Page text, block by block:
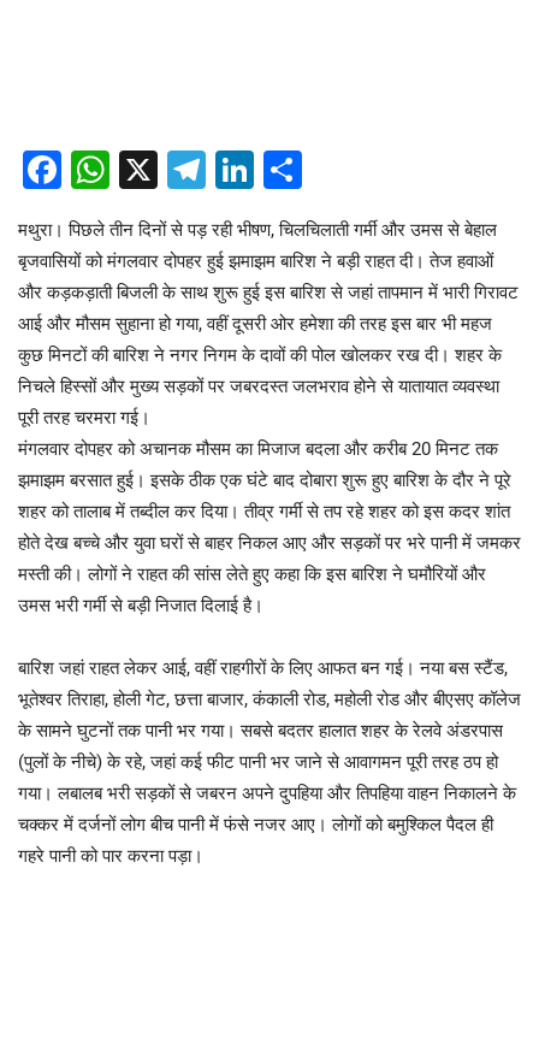
Facebook
WhatsApp
X Telegram
LinkedIn
​मथुरा। पिछले तीन दिनों से पड़ रही भीषण, चिलचिलाती गर्मी और उमस से बेहाल
बृजवासियों को मंगलवार दोपहर हुई झमाझम बारिश ने बड़ी राहत दी। तेज हवाओं
और कड़कड़ाती बिजली के साथ शुरू हुई इस बारिश से जहां तापमान में भारी गिरावट
आई और मौसम सुहाना हो गया, वहीं दूसरी ओर हमेशा की तरह इस बार भी महज
कुछ मिनटों की बारिश ने नगर निगम के दावों की पोल खोलकर रख दी। शहर के
निचले हिस्सों और मुख्य सड़कों पर जबरदस्त जलभराव होने से यातायात व्यवस्था
पूरी तरह चरमरा गई।
​मंगलवार दोपहर को अचानक मौसम का मिजाज बदला और करीब 20 मिनट तक
झमाझम बरसात हुई। इसके ठीक एक घंटे बाद दोबारा शुरू हुए बारिश के दौर ने पूरे
शहर को तालाब में तब्दील कर दिया। तीव्र गर्मी से तप रहे शहर को इस कदर शांत
होते देख बच्चे और युवा घरों से बाहर निकल आए और सड़कों पर भरे पानी में जमकर
मस्ती की। लोगों ने राहत की सांस लेते हुए कहा कि इस बारिश ने घमौरियों और
उमस भरी गर्मी से बड़ी निजात दिलाई है।
बारिश जहां राहत लेकर आई, वहीं राहगीरों के लिए आफत बन गई। नया बस स्टैंड,
भूतेश्वर तिराहा, होली गेट, छत्ता बाजार, कंकाली रोड, महोली रोड और बीएसए कॉलेज
के सामने घुटनों तक पानी भर गया। सबसे बदतर हालात शहर के रेलवे अंडरपास
(पुलों के नीचे) के रहे, जहां कई फीट पानी भर जाने से आवागमन पूरी तरह ठप हो
गया। लबालब भरी सड़कों से जबरन अपने दुपहिया और तिपहिया वाहन निकालने के
चक्कर में दर्जनों लोग बीच पानी में फंसे नजर आए। लोगों को बमुश्किल पैदल ही
गहरे पानी को पार करना पड़ा।